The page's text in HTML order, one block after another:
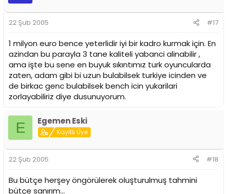
22 Şub 2005 #17
1 milyon euro bence yeterlidir iyi bir kadro kurmak için. En
azindan bu parayla 3 tane kaliteli yabanci alinabilir ,
ama işte bu sene en buyuk sıkıntımız turk oyuncularda
zaten, adam gibi bi uzun bulabilsek turkiye icinden ve
de birkac genc bulabilsek bench icin yukarilari
zorlayabiliriz diye dusunuyorum.
E Egemen Eski
Kayıtlı Üye
22 Şub 2005 #18
Bu bütçe herşey öngörülerek oluşturulmuş tahmini
bütçe sanırım...